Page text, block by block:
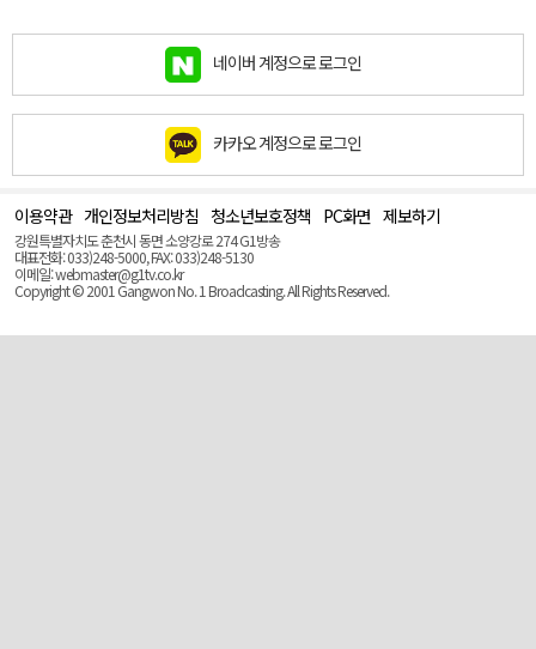
네이버 계정으로 로그인
카카오 계정으로 로그인
이용약관 개인정보처리방침 청소년보호정책 PC화면 제보하기
강원특별자치도 춘천시 동면 소양강로 274 G1방송
대표전화: 033)248-5000, FAX: 033)248-5130
이메일: webmaster@g1tv.co.kr
Copyright © 2001 Gangwon No. 1 Broadcasting. All Rights Reserved.